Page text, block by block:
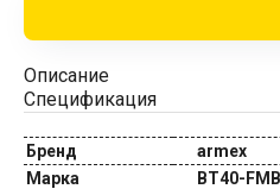
Описание
Спецификация
Бренд
armex
Марка
BT40-